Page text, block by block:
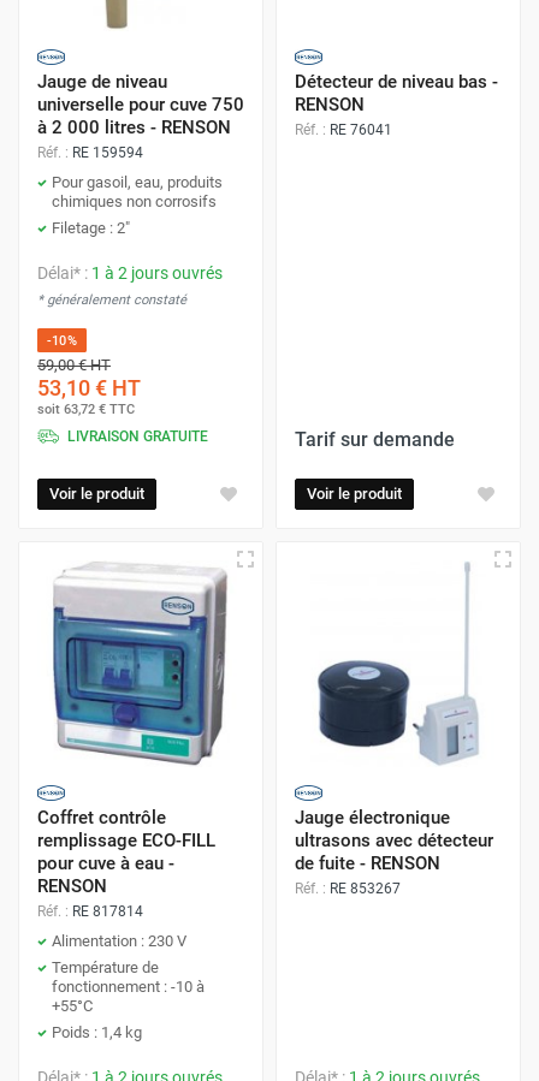
Jauge de niveau
universelle pour cuve 750
à 2 000 litres - RENSON
Réf. : RE 159594
Pour gasoil, eau, produits
chimiques non corrosifs
Filetage : 2"
Délai* : 1 à 2 jours ouvrés
* généralement constaté
-10%
59,00 €HT
53,10 € HT
soit 63,72 € TTC
LIVRAISON GRATUITE
Voir le produit
Détecteur de niveau bas -
RENSON
Réf. : RE 76041
Tarif sur demande
Voir le produit
Coffret contrôle
remplissage ECO-FILL
pour cuve à eau -
RENSON
Réf. : RE 817814
Alimentation : 230 V
Température de
fonctionnement : -10 à
+55°C
Poids : 1,4 kg
Jauge électronique
ultrasons avec détecteur
de fuite - RENSON
Réf. : RE 853267